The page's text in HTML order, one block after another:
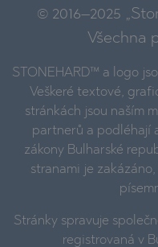
© 2016–2025
Všechna
STONEHARD™ a logo
Veškeré textové,
stránkách jsou naším
partnerů a podléhají
zákony Bulharské
stranami je
Stránky spravuje
registrovaná v